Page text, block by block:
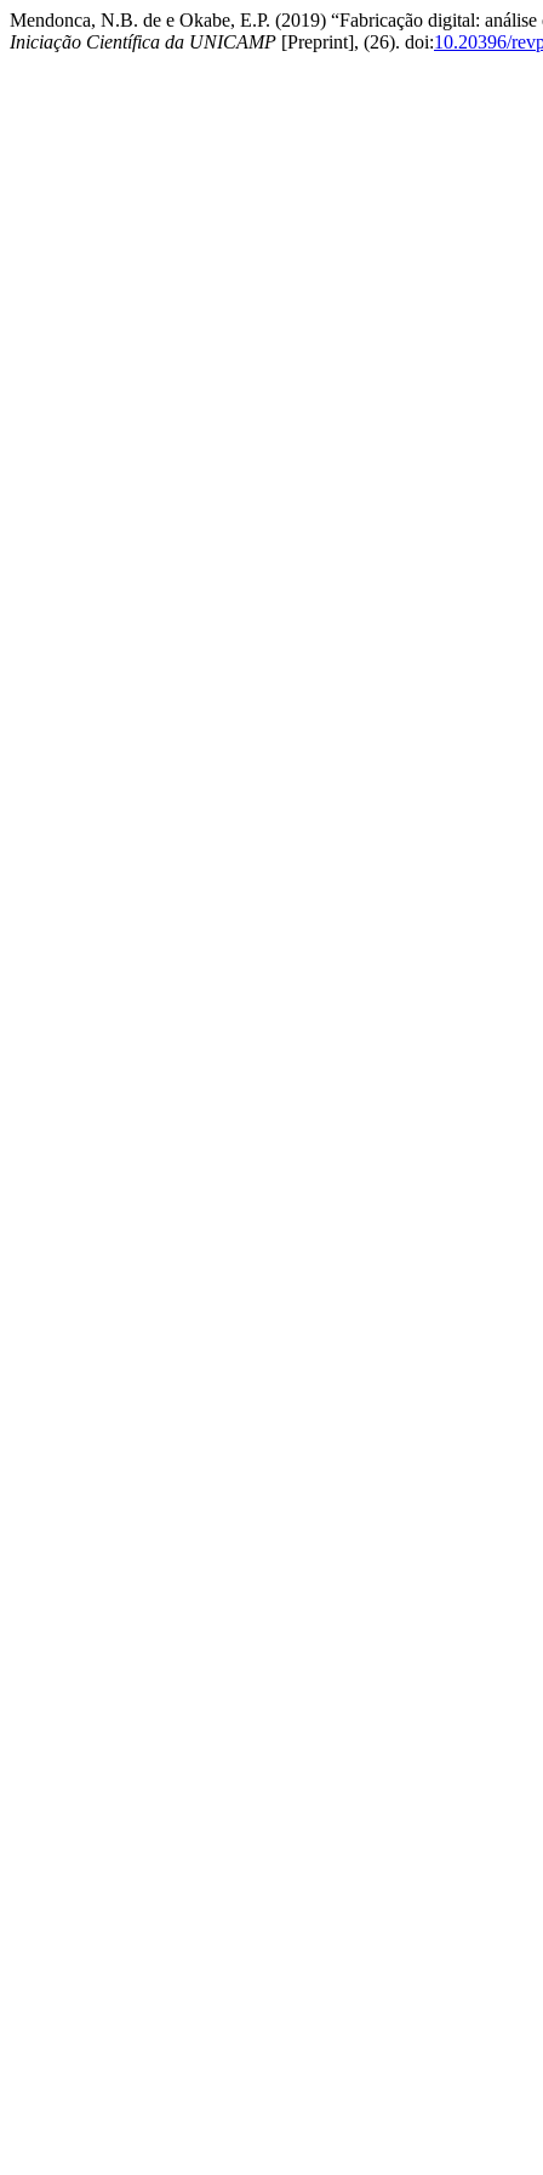
Mendonca, N.B. de e Okabe, E.P. (2019) “Fabricação digital:
Iniciação Científica da UNICAMP [Preprint], (26). doi:10.20396/